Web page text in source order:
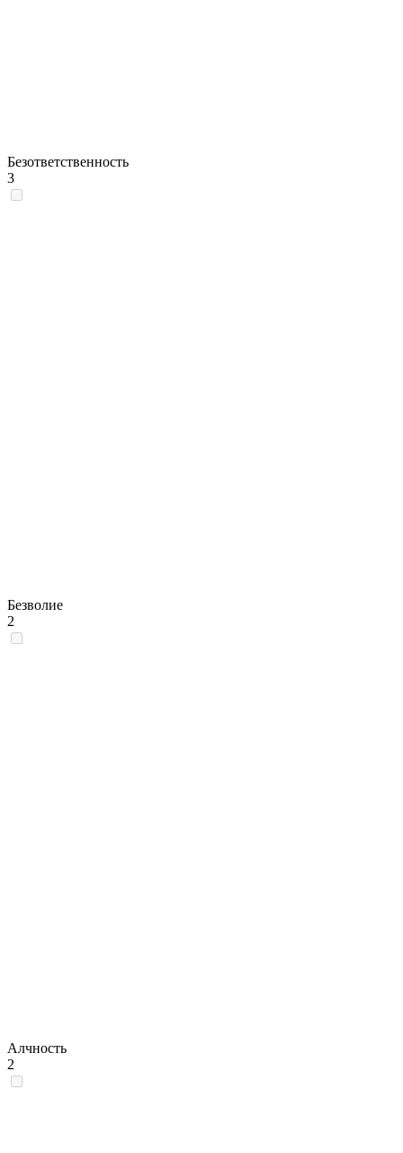
Безответственность
3
Безволие
2
Алчность
2